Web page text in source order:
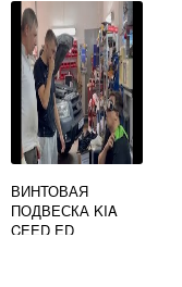
ВИНТОВАЯ
ПОДВЕСКА KIA
CEED ED